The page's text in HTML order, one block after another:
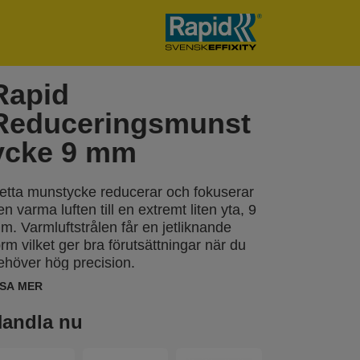
9 mm
munstycke reducerar och fokuserar
varma luften till en extremt liten yta, 9
Varmluftstrålen får en jetliknande
vilket ger bra förutsättningar när du
hög precision.
lämpar sig för
MER
nu